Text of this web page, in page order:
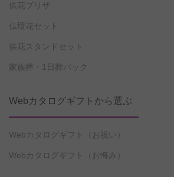
供花プリザ
仏壇花セット
供花スタンドセット
家族葬・1日葬パック
Webカタログギフトから選ぶ
Webカタログギフト（お祝い）
Webカタログギフト（お悔み）